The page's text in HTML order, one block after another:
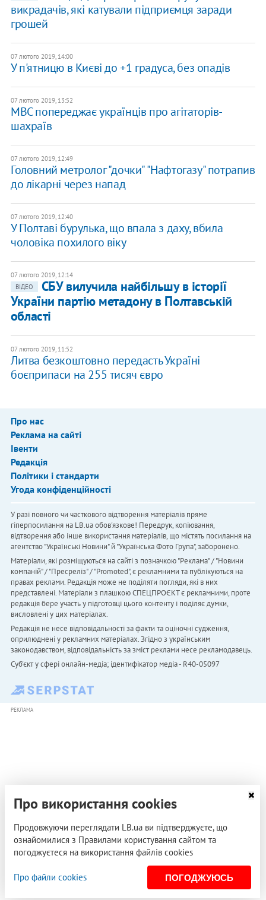
викрадачів, які катували підприємця заради
грошей
07 лютого 2019, 14:00
У п'ятницю в Києві до +1 градуса, без опадів
07 лютого 2019, 13:52
МВС попереджає українців про агітаторів-
шахраїв
07 лютого 2019, 12:49
Головний метролог "дочки" "Нафтогазу" потрапив
до лікарні через напад
07 лютого 2019, 12:40
У Полтаві бурулька, що впала з даху, вбила
чоловіка похилого віку
07 лютого 2019, 12:14
ВІДЕО
СБУ вилучила найбільшу в історії
України партію метадону в Полтавській
області
07 лютого 2019, 11:52
Литва безкоштовно передасть Україні
боєприпаси на 255 тисяч євро
Про нас
Реклама на сайті
Івенти
Редакція
Політики і стандарти
Угода конфіденційності
У разі повного чи часткового відтворення матеріалів пряме
гіперпосилання на LB.ua обов'язкове! Передрук, копіювання,
відтворення або інше використання матеріалів, що містять посилання на
агентство "Українськi Новини" й "Українська Фото Група", заборонено.
Матеріали, які розміщуються на сайті з позначкою "Реклама" / "Новини
компаній" / "Пресреліз" / "Promoted", є рекламними та публікуються на
правах реклами. Редакція може не поділяти погляди, які в них
представлені. Матеріали з плашкою СПЕЦПРОЄКТ є рекламними, проте
редакція бере участь у підготовці цього контенту і поділяє думки,
висловлені у цих матеріалах.
Редакція не несе відповідальності за факти та оціночні судження,
оприлюднені у рекламних матеріалах. Згідно з українським
законодавством, відповідальність за зміст реклами несе рекламодавець.
Cуб'єкт у сфері онлайн-медіа; ідентифікатор медіа - R40-05097
РЕКЛАМА
Про використання cookies
Продовжуючи переглядати LB.ua ви підтверджуєте, що
ознайомилися з Правилами користування сайтом та
погоджуєтеся на використання файлів cookies
Про файли cookies ПОГОДЖУЮСЬ